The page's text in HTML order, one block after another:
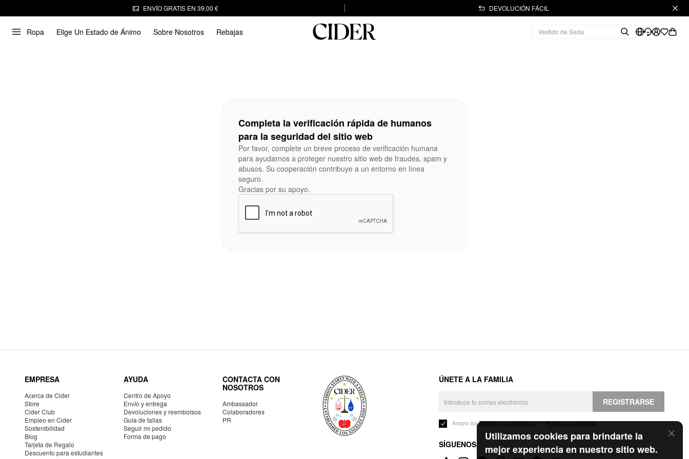
ENVÍO GRATIS EN 39,00 € DEVOLUCIÓN FÁCIL
Ropa Elige Un Estado de Ánimo Sobre Nosotros Rebajas
Utilizamos cookies para brindarte la
mejor experiencia en nuestro sitio web.
Completa la verificación rápida de humanos
para la seguridad del sitio web
Por favor, complete un breve proceso de verificación humana
para ayudarnos a proteger nuestro sitio web de fraudes, spam y
abusos. Su cooperación contribuye a un entorno en línea
seguro.
Gracias por su apoyo.
EMPRESA
Acerca de Cider
Store
Cider Club
Empleo en Cider
Sostenibilidad
Blog
Tarjeta de Regalo
Descuento para estudiantes
AYUDA
Centro de Apoyo
Envío y entrega
Devoluciones y reembolsos
Guía de tallas
Seguir mi pedido
Forma de pago
CONTACTA CON
NOSOTROS
Ambassador
Colaboradores
PR
ÚNETE A LA FAMILIA
REGISTRARSE
Acepto losTérminos y Condicionesy laPolítica de privacidad.
SÍGUENOS